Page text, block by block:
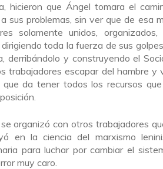
hicieron que Ángel tomara el
sus problemas, sin ver que de esa
solamente unidos,
toda la fuerza de sus
derribándolo y construyendo el
trabajadores escapar del hambre y
que da tener todos los recursos
organizó con otros trabajadores
en la ciencia del marxismo
para luchar por cambiar el
muy caro.